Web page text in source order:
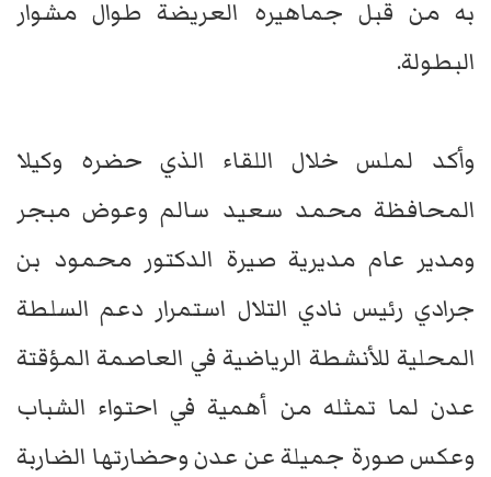
به من قبل جماهيره العريضة طوال مشوار
البطولة.
وأكد لملس خلال اللقاء الذي حضره وكيلا
المحافظة محمد سعيد سالم وعوض مبجر
ومدير عام مديرية صيرة الدكتور محمود بن
جرادي رئيس نادي التلال استمرار دعم السلطة
المحلية للأنشطة الرياضية في العاصمة المؤقتة
عدن لما تمثله من أهمية في احتواء الشباب
وعكس صورة جميلة عن عدن وحضارتها الضاربة